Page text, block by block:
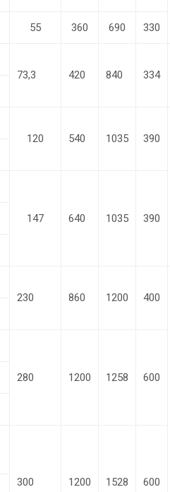
55 360 690 330
73,3
420 840
334
120
540 1035
390
147 640 1035 390
230
860 1200
400
280 1200 1258 600
300
1200 1528 600